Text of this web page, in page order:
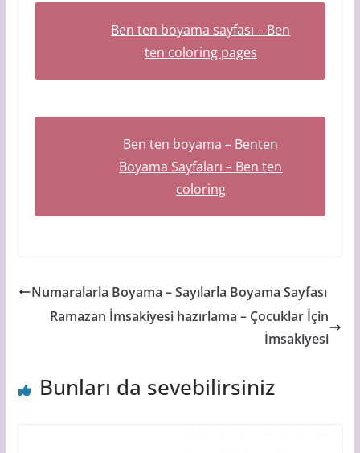
Ben ten boyama sayfası – Ben
ten coloring pages
Ben ten boyama – Benten
Boyama Sayfaları – Ben ten
coloring
Numaralarla Boyama – Sayılarla Boyama Sayfası
Ramazan İmsakiyesi hazırlama – Çocuklar İçin
İmsakiyesi
Bunları da sevebilirsiniz